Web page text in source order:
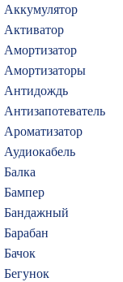
Аккумулятор
Активатор
Амортизатор
Амортизаторы
Антидождь
Антизапотеватель
Ароматизатор
Аудиокабель
Балка
Бампер
Бандажный
Барабан
Бачок
Бегунок